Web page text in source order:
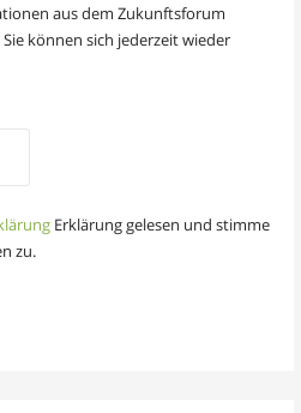
aus dem Zukunftsforum
können sich jederzeit wieder
Erklärung gelesen und stimme
zu.